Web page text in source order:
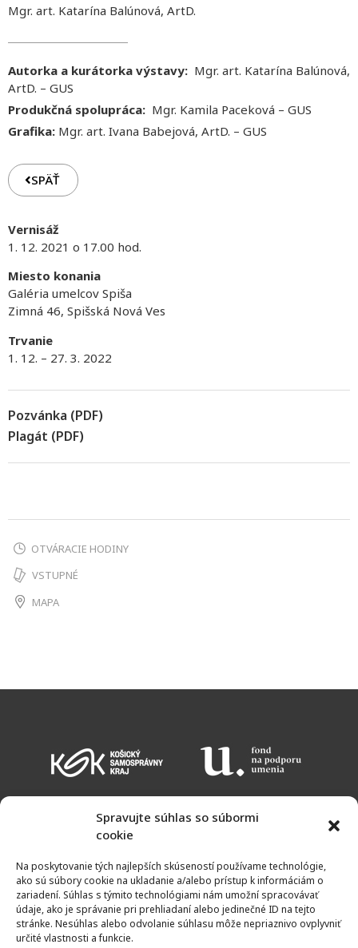
Spravujte súhlas so súbormi
cookie
Na poskytovanie tých najlepších skúseností používame technológie,
ako sú súbory cookie na ukladanie a/alebo prístup k informáciám o
zariadení. Súhlas s týmito technológiami nám umožní spracovávať
údaje, ako je správanie pri prehliadaní alebo jedinečné ID na tejto
stránke. Nesúhlas alebo odvolanie súhlasu môže nepriaznivo ovplyvniť
určité vlastnosti a funkcie.
Mgr. art. Katarína Balúnová, ArtD.
Autorka a kurátorka výstavy: Mgr. art. Katarína Balúnová,
ArtD. – GUS
Produkčná spolupráca: Mgr. Kamila Paceková – GUS
Grafika: Mgr. art. Ivana Babejová, ArtD. – GUS
SPÄŤ
Vernisáž
1. 12. 2021 o 17.00 hod.
Miesto konania
Galéria umelcov Spiša
Zimná 46, Spišská Nová Ves
Trvanie
1. 12. – 27. 3. 2022
Pozvánka (PDF)
Plagát (PDF)
OTVÁRACIE HODINY
VSTUPNÉ
MAPA
KALENDÁR PODUJATÍ
NEWSLETTER